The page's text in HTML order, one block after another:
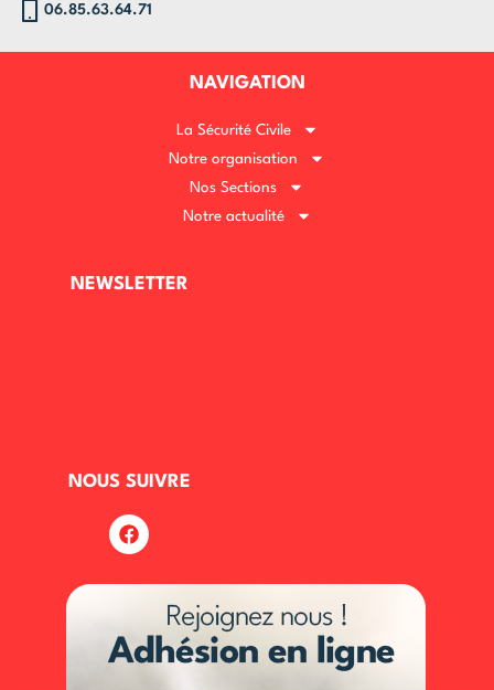
06.85.63.64.71
NAVIGATION
La Sécurité Civile
Notre organisation
Nos Sections
Notre actualité
NEWSLETTER
NOUS SUIVRE